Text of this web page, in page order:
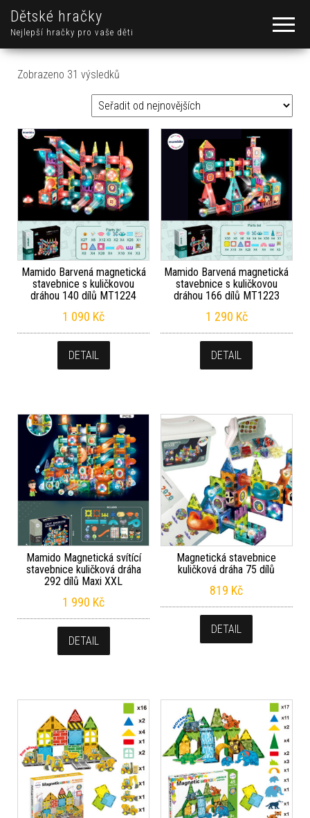
Dětské hračky
Nejlepší hračky pro vaše děti
Zobrazeno 31 výsledků
Mamido Barvená magnetická
stavebnice s kuličkovou
dráhou 140 dílů MT1224
1 090 Kč
DETAIL
Mamido Barvená magnetická
stavebnice s kuličkovou
dráhou 166 dílů MT1223
1 290 Kč
DETAIL
Mamido Magnetická svítící
stavebnice kuličková dráha
292 dílů Maxi XXL
1 990 Kč
DETAIL
Magnetická stavebnice
kuličková dráha 75 dílů
819 Kč
DETAIL